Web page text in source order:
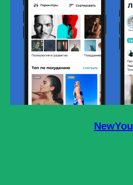
NewYou